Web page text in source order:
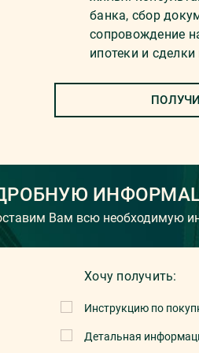
банка, сбор
сопровождение
ипотеки и
Вам всю необходимую
Хочу получить:
Инструкцию по
Детальная